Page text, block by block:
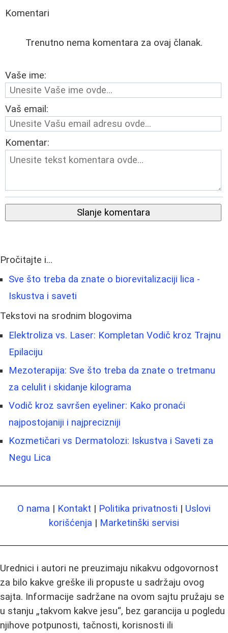
Komentari
Trenutno nema komentara za ovaj članak.
Vaše ime:
Vaš email:
Komentar:
Slanje komentara
Pročitajte i...
Sve što treba da znate o biorevitalizaciji lica -
Iskustva i saveti
Tekstovi na srodnim blogovima
Elektroliza vs. Laser: Kompletan Vodič kroz Trajnu
Epilaciju
Mezoterapija: Sve što treba da znate o tretmanu
za celulit i skidanje kilograma
Vodič kroz savršen eyeliner: Kako pronaći
najpostojaniji i najprecizniji
Kozmetičari vs Dermatolozi: Iskustva i Saveti za
Negu Lica
O nama | Kontakt | Politika privatnosti | Uslovi
korišćenja | Marketinški servisi
Urednici i autori ne preuzimaju nikakvu odgovornost
za bilo kakve greške ili propuste u sadržaju ovog
sajta. Informacije sadržane na ovom sajtu pružaju se
u stanju „takvom kakve jesu“, bez garancija u pogledu
njihove potpunosti, tačnosti, korisnosti ili